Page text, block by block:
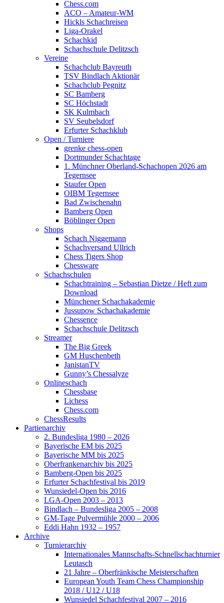
Chess.com
ACO – Amateur-WM
Hickls Schachreisen
Liga-Orakel
Schachkid
Schachschule Delitzsch
Vereine
Schachclub Bayreuth
TSV Bindlach Aktionär
Schachclub Pegnitz
SC Bamberg
SC Höchstadt
SK Kulmbach
SV Seubelsdorf
Erfurter Schachklub
Open / Turniere
grenke chess-open
Dortmunder Schachtage
1. Münchner Oberland-Schachopen 2026 am
Tegernsee
Staufer Open
OIBM Tegernsee
Bad Zwischenahn
Bamberg Open
Böblinger Open
Shops
Schach Niggemann
Schachversand Ullrich
Chess Tigers Shop
Chessware
Schachschulen
Schachtraining – Sebastian Dietze / Heft zum
Download
Münchener Schachakademie
Jussupow Schachakademie
Chessence
Schachschule Delitzsch
Streamer
The Big Greek
GM Huschenbeth
JanistanTV
Gunny’s Chessalyze
Onlineschach
Chessbase
Lichess
Chess.com
ChessResults
Partienarchiv
2. Bundesliga 1980 – 2026
Bayerische EM bis 2025
Bayerische MM bis 2025
Oberfrankenarchiv bis 2025
Bamberg-Open bis 2025
Erfurter Schachfestival bis 2019
Wunsiedel-Open bis 2016
LGA-Open 2003 – 2013
Bindlach – Bundesliga 2005 – 2008
GM-Tage Pulvermühle 2000 – 2006
Eddi Hahn 1932 – 1957
Archive
Turnierarchiv
Internationales Mannschafts-Schnellschachturnier
Leutasch
21 Jahre – Oberfränkische Meisterschaften
European Youth Team Chess Championship
2018 / U12 / U18
Wunsiedel Schachfestival 2007 – 2016